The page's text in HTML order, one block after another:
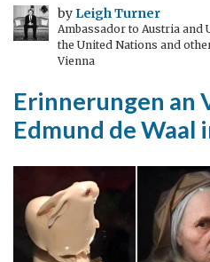
in
Wien:
Kuppeln,
und
fürsorgliche
by Leigh Turner
Ambassador to Austria and
the United Nations and
Vienna
Erinnerungen an
Edmund de Waal